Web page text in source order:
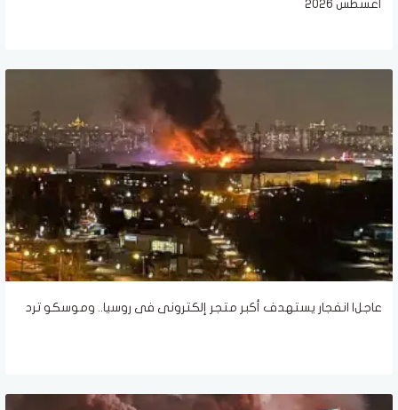
أغسطس 2026
عاجل| انفجار يستهدف أكبر متجر إلكترونى فى روسيا.. وموسكو ترد